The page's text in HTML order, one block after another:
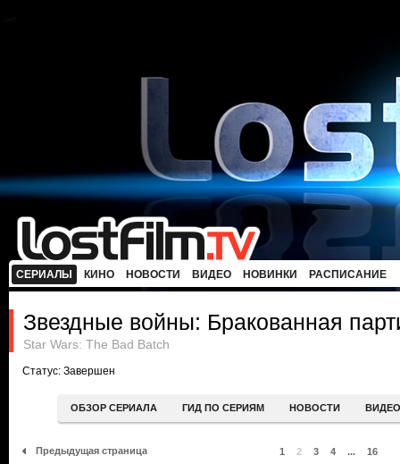
СЕРИАЛЫ КИНО НОВОСТИ ВИДЕО НОВИНКИ РАСПИСАНИЕ
Звездные войны: Бракованная
Star Wars: The Bad Batch
Статус: Завершен
ОБЗОР СЕРИАЛА ГИД ПО СЕРИЯМ НОВОСТИ ВИДЕО
Предыдущая страница 1 2 3 4 ... 16